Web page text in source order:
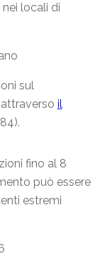
locali di
sul
il
fino al 8
può essere
estremi